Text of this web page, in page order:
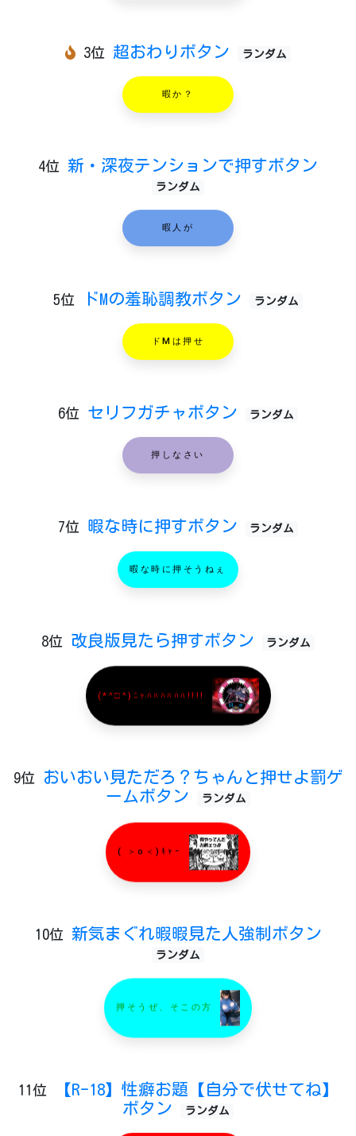
3位 超おわりボタン ランダム
暇か？
4位 新・深夜テンションで押すボタン
ランダム
暇人が
5位 ドMの羞恥調教ボタン ランダム
ドMは押せ
6位 セリフガチャボタン ランダム
押しなさい
7位 暇な時に押すボタン ランダム
暇な時に押そうねぇ
8位 改良版見たら押すボタン ランダム
(*^□^)ﾆｬﾊﾊﾊﾊﾊﾊ!!!!
9位
おいおい見ただろ？ちゃんと押せよ罰ゲ
ームボタン
ランダム
( ＞o＜)ｷｬｰ
10位 新気まぐれ暇暇見た人強制ボタン
ランダム
押そうぜ、そこの方
11位
【R-18】性癖お題【自分で伏せてね】
ボタン
ランダム